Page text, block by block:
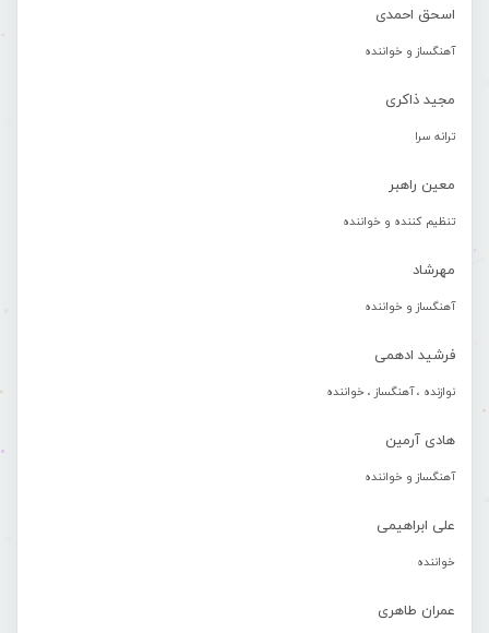
اسحق احمدی
آهنگساز و خواننده
مجید ذاکری
ترانه سرا
معین راهبر
تنظیم کننده و خواننده
مهرشاد
آهنگساز و خواننده
فرشید ادهمی
نوازنده ، آهنگساز ، خواننده
هادی آرمین
آهنگساز و خواننده
علی ابراهیمی
خواننده
عمران طاهری